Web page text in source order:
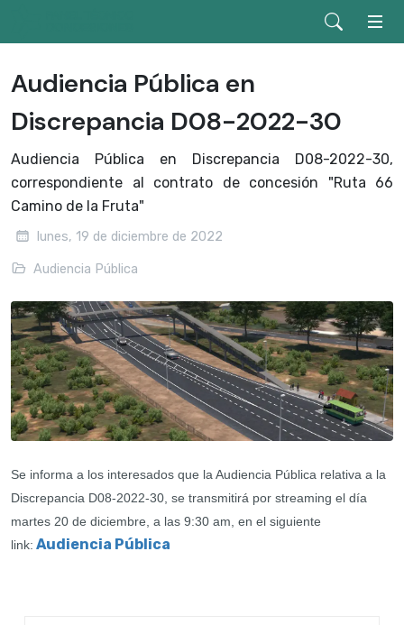
Audiencia Pública en
Discrepancia D08-2022-30
Audiencia Pública en Discrepancia D08-2022-30,
correspondiente al contrato de concesión "Ruta 66
Camino de la Fruta"
lunes, 19 de diciembre de 2022
Audiencia Pública
Se informa a los interesados que la Audiencia Pública relativa a la
Discrepancia D08-2022-30, se transmitirá por streaming el día
martes 20 de diciembre, a las 9:30 am, en el siguiente
link: Audiencia Pública